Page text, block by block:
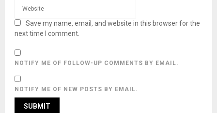
Save my name, email, and website in this browser for the
next time I comment.
NOTIFY ME OF FOLLOW-UP COMMENTS BY EMAIL.
NOTIFY ME OF NEW POSTS BY EMAIL.